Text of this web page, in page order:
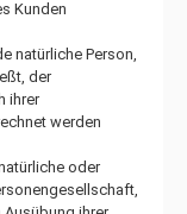
Kunden
natürliche Person,
der
ihrer
werden
oder